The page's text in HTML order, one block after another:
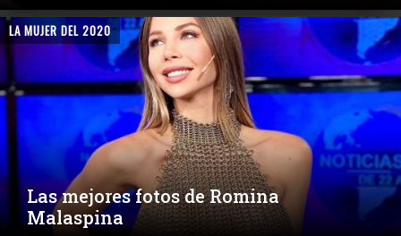
LA MUJER DEL 2020
Las mejores fotos de Romina
Malaspina